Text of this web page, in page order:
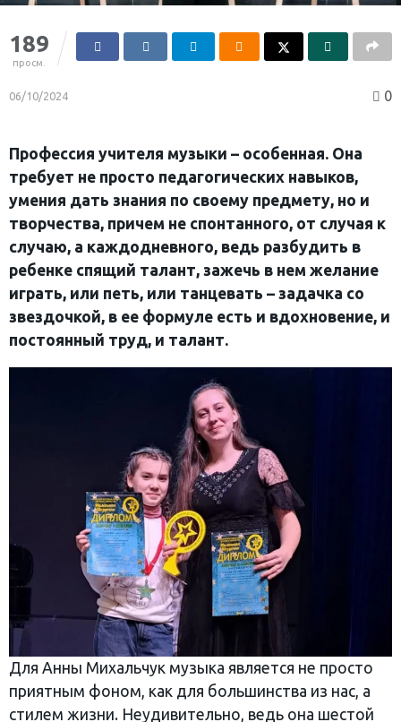
189
просм.
06/10/2024 0
Профессия учителя музыки – особенная. Она
требует не просто педагогических навыков,
умения дать знания по своему предмету, но и
творчества, причем не спонтанного, от случая к
случаю, а каждодневного, ведь разбудить в
ребенке спящий талант, зажечь в нем желание
играть, или петь, или танцевать – задачка со
звездочкой, в ее формуле есть и вдохновение, и
постоянный труд, и талант.
Для Анны Михальчук музыка является не просто
приятным фоном, как для большинства из нас, а
стилем жизни. Неудивительно, ведь она шестой